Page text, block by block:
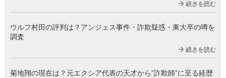
続きを読む
ウルフ村田の評判は？アンジェス事件・詐欺疑惑・東大卒の噂を
調査
続きを読む
菊地翔の現在は？元エクシア代表の天才から”詐欺師”に至る経歴